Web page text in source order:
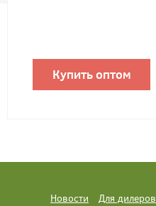
Купить оптом
Новости Для дилеров